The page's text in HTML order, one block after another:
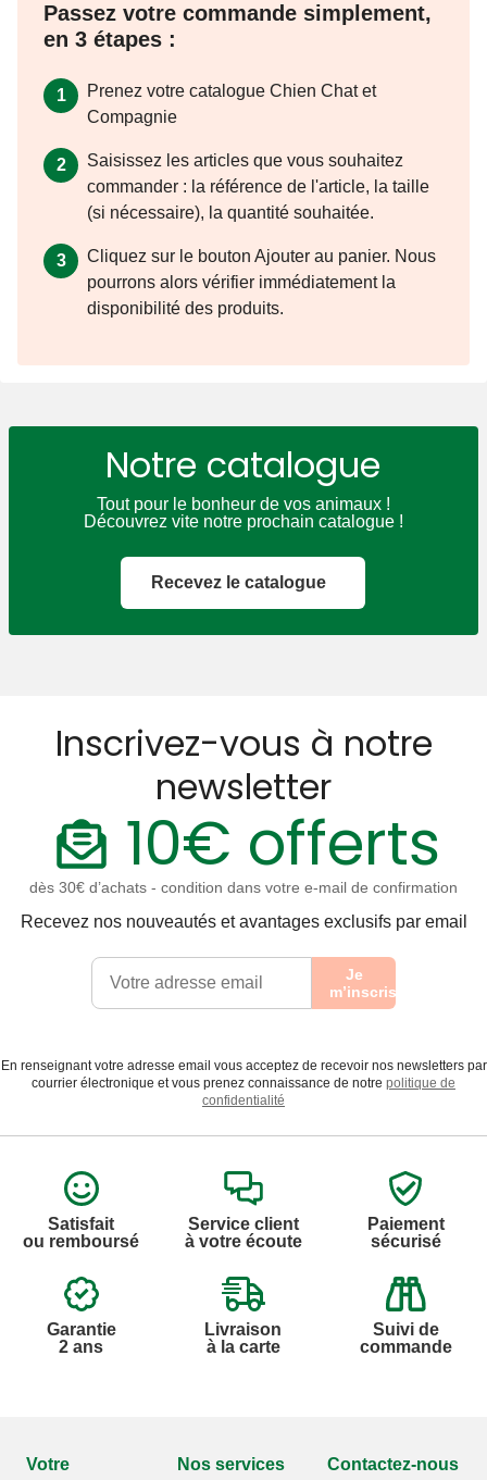
Passez votre commande simplement,
en 3 étapes :
1
Prenez votre catalogue Chien Chat et
Compagnie
2
Saisissez les articles que vous souhaitez
commander : la référence de l'article, la taille
(si nécessaire), la quantité souhaitée.
3
Cliquez sur le bouton Ajouter au panier. Nous
pourrons alors vérifier immédiatement la
disponibilité des produits.
Notre catalogue
Tout pour le bonheur de vos animaux !
Découvrez vite notre prochain catalogue !
Recevez le catalogue
Inscrivez-vous à notre
newsletter
10€ offerts
dès 30€ d’achats - condition dans votre e-mail de confirmation
Recevez nos nouveautés et avantages exclusifs par email
Je
m’inscris
En renseignant votre adresse email vous acceptez de recevoir nos newsletters par
courrier électronique et vous prenez connaissance de notre politique de
confidentialité
Satisfait
ou remboursé
Service client
à votre écoute
Paiement
sécurisé
Garantie
2 ans
Livraison
à la carte
Suivi de
commande
Votre
Nos services Contactez-nous